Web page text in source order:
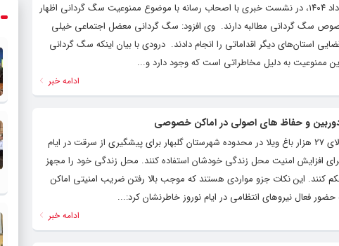
به گزارش کلام تازه به نقل از شهرآرا؛ محمدحسین درودی امروز، ۱۹ خرداد ۱۴۰۴، در نشست خبری با اصحاب رسانه با موضوع ممنوعیت سگ گردانی اظهار
سگ گردانی مطالبه دارند. ‌ وی افزود: سگ گردانی معضل اجتماعی خیلی
استان‌های دیگر اقداماتی را انجام دادند. ‌ درودی با بیان اینکه سگ گردانی
ممنوعیت به دلیل مخاطراتی است که وجود دارد و...
ادامه خبر
دوربین و حفاظ های اصولی در اماکن خصوصی
حمید علیزاده در گفتگوی اختصاصی با کلام تازه ضمن اشاره به تعداد بالای 27 هزار باغ ویلا در محدوده شهرستان گلبهار برای پیشگیری از سرقت در ایام
افزایش امنیت محل زندگی خودشان استفاده کنند. محل زندگی خود را مجهز
این نکات جزو مواردی هستند که موجب بالا رفتن ضریب امنیتی اماکن
فعال نیروهای انتظامی در ایام نوروز خاطرنشان کرد:...
ادامه خبر